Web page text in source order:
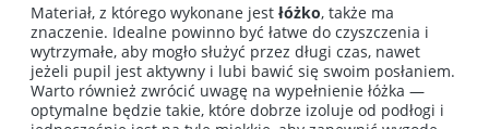
Materiał, z którego wykonane jest łóżko, także ma
znaczenie. Idealne powinno być łatwe do czyszczenia i
wytrzymałe, aby mogło służyć przez długi czas, nawet
jeżeli pupil jest aktywny i lubi bawić się swoim posłaniem.
Warto również zwrócić uwagę na wypełnienie łóżka —
optymalne będzie takie, które dobrze izoluje od podłogi i